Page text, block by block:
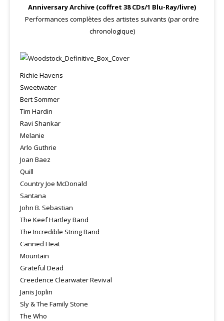
Anniversary Archive (coffret 38 CDs/1 Blu-Ray/livre)
Performances complètes des artistes suivants (par ordre
chronologique)
Richie Havens
Sweetwater
Bert Sommer
Tim Hardin
Ravi Shankar
Melanie
Arlo Guthrie
Joan Baez
Quill
Country Joe McDonald
Santana
John B. Sebastian
The Keef Hartley Band
The Incredible String Band
Canned Heat
Mountain
Grateful Dead
Creedence Clearwater Revival
Janis Joplin
Sly & The Family Stone
The Who